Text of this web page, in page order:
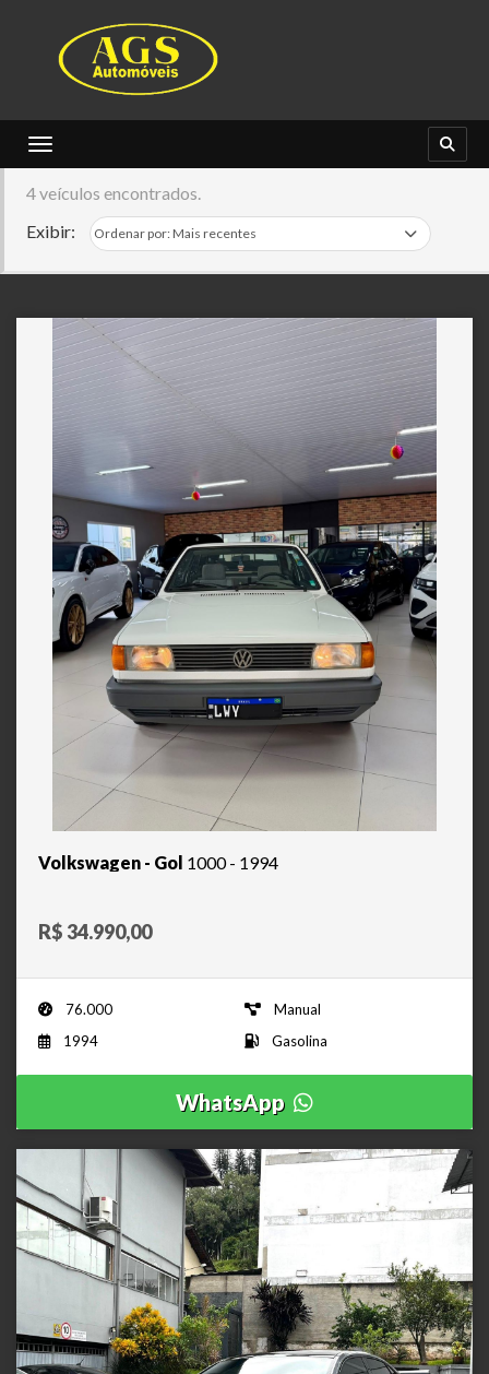
Toggle navigation
4 veículos encontrados.
Exibir:
Volkswagen - Gol 1000 - 1994
R$ 34.990,00
76.000
Manual
1994
Gasolina
WhatsApp